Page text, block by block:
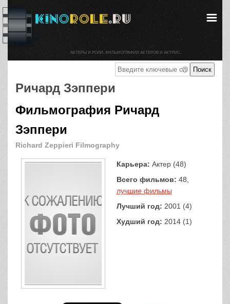
Ричард Зэппери
Фильмография Ричард
Зэппери
Richard Zeppieri Filmography
Карьера: Актер (48)
Всего фильмов: 48,
лучшие фильмы
Лучший год: 2001 (4)
Худший год: 2014 (1)
АКТЕРЫ И РОЛИ. ФИЛЬМОГРАФИИ АКТЕРОВ И АКТРИС.